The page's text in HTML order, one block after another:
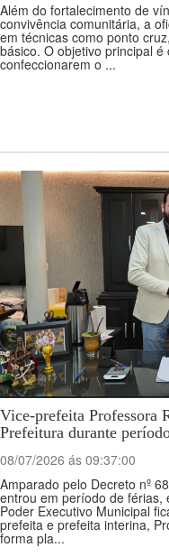
Além do fortalecimento de
convivência comunitária, a
em técnicas como ponto
básico. O objetivo principal
confeccionarem o ...
Vice-prefeita Professora
Prefeitura durante
08/07/2026 ás 09:37:00
Amparado pelo Decreto nº
entrou em período de férias,
Poder Executivo Municipal
prefeita e prefeita interina,
forma pla...